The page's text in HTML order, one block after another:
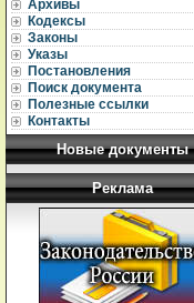
Архивы
Кодексы
Законы
Указы
Постановления
Поиск документа
Полезные ссылки
Контакты
Новые документы
Реклама